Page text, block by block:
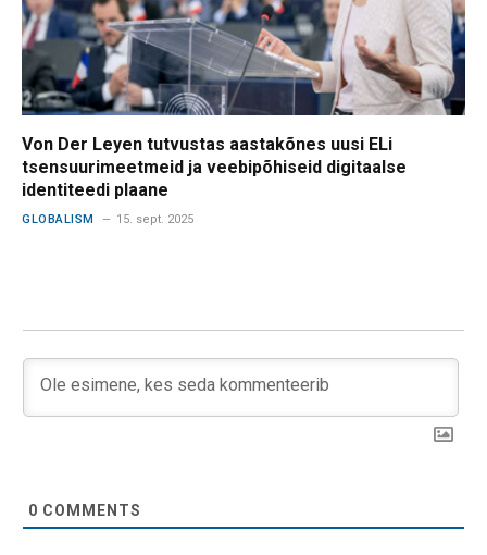
Von Der Leyen tutvustas aastakõnes uusi ELi
tsensuurimeetmeid ja veebipõhiseid digitaalse
identiteedi plaane
GLOBALISM 15. sept. 2025
0 COMMENTS